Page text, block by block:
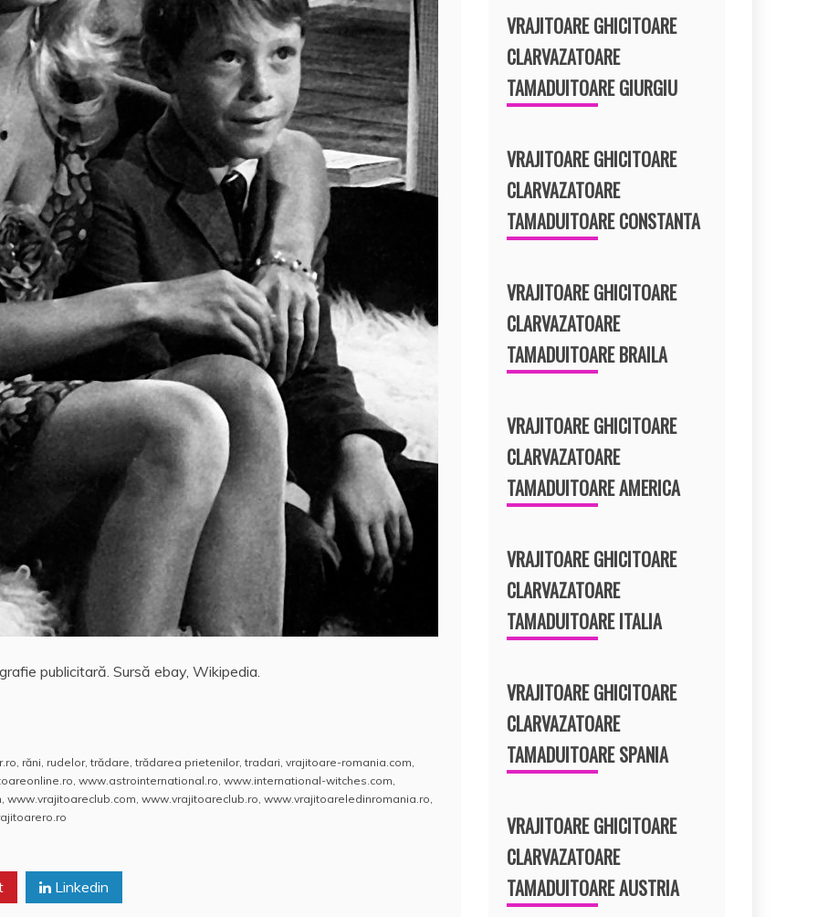
publicitară. Sursă ebay, Wikipedia.
răni rudelor,trădare ,trădarea prietenilor,tradari vrajitoare-romania.com
www.astrointernational.ro www.international-witches.com
www.vrajitoareclub.com www.vrajitoareclub.ro www.vrajitoareledinromania.ro
Linkedin
VRAJITOARE GHICITOARE
CLARVAZATOARE
TAMADUITOARE GIURGIU
VRAJITOARE GHICITOARE
CLARVAZATOARE
TAMADUITOARE CONSTANTA
VRAJITOARE GHICITOARE
CLARVAZATOARE
TAMADUITOARE BRAILA
VRAJITOARE GHICITOARE
CLARVAZATOARE
TAMADUITOARE AMERICA
VRAJITOARE GHICITOARE
CLARVAZATOARE
TAMADUITOARE ITALIA
VRAJITOARE GHICITOARE
CLARVAZATOARE
TAMADUITOARE SPANIA
VRAJITOARE GHICITOARE
CLARVAZATOARE
TAMADUITOARE AUSTRIA